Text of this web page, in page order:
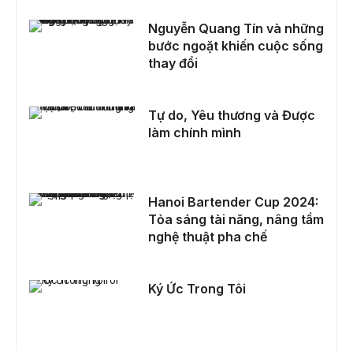
Nguyễn Quang Tín và những bước ngoặt khiến cuộc sống thay đổi
Nguyễn Quang Tín và những
bước ngoặt khiến cuộc sống
thay đổi
Tự do, Yêu thương và Được làm chính mình
Tự do, Yêu thương và Được
làm chính mình
Hanoi Bartender Cup 2024: Tỏa sáng tài năng, nâng tầm nghệ thuật pha chế
Hanoi Bartender Cup 2024:
Tỏa sáng tài năng, nâng tầm
nghệ thuật pha chế
Ký Ức Trong Tôi
Ký Ức Trong Tôi